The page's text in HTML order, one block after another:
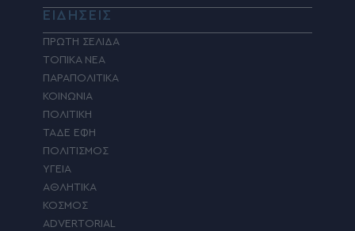
ΕΙΔΗΣΕΙΣ
ΠΡΩΤΗ ΣΕΛΙΔΑ
ΤΟΠΙΚΑ ΝΕΑ
ΠΑΡΑΠΟΛΙΤΙΚΑ
ΚΟΙΝΩΝΙΑ
ΠΟΛΙΤΙΚΗ
ΤΑΔΕ ΕΦΗ
ΠΟΛΙΤΙΣΜΟΣ
ΥΓΕΙΑ
ΑΘΛΗΤΙΚΑ
ΚΟΣΜΟΣ
ADVERTORIAL